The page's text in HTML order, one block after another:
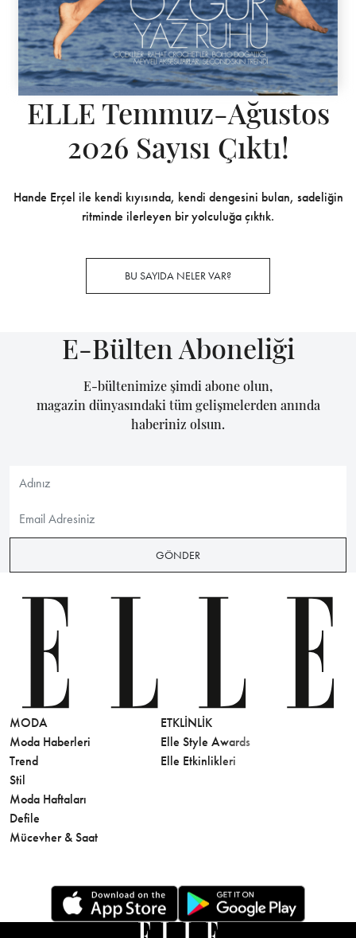
ELLE Temmuz-Ağustos
2026 Sayısı Çıktı!
Hande Erçel ile kendi kıyısında, kendi dengesini bulan, sadeliğin
ritminde ilerleyen bir yolculuğa çıktık.
BU SAYIDA NELER VAR?
E-Bülten Aboneliği
E-bültenimize şimdi abone olun,
magazin dünyasındaki tüm gelişmelerden anında
haberiniz olsun.
GÖNDER
MODA
Moda Haberleri
Trend
Stil
Moda Haftaları
Defile
Mücevher & Saat
ETKLINLIK
Elle Style Awards
Elle Etkinlikleri